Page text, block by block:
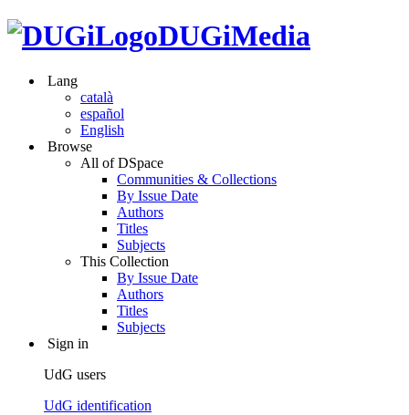
DUGiMedia
Lang
català
español
English
Browse
All of DSpace
Communities & Collections
By Issue Date
Authors
Titles
Subjects
This Collection
By Issue Date
Authors
Titles
Subjects
Sign in
UdG users
UdG identification